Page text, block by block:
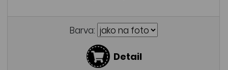
Barva:
Detail